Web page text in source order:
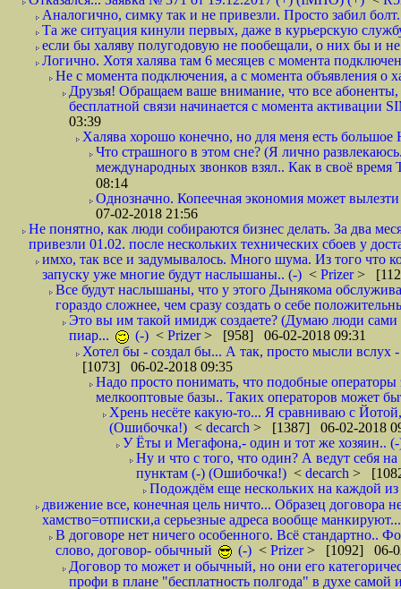
Аналогично, симку так и не привезли. Просто забил
Та же ситуация кинули первых, даже в курьерскую
если бы халяву полугодовую не пообещали, о них бы и
Логично. Хотя халява там 6 месяцев с момента
Не с момента подключения, а с момента объявления о
Друзья! Обращаем ваше внимание, что все
бесплатной связи начинается с момента
03:39
Халява хорошо конечно, но для меня есть
Что страшного в этом сне? (Я лично
международных звонков взял.. Как в своё
08:14
Однозначно. Копеечная экономия может
07-02-2018 21:56
Не понятно, как люди собираются бизнес делать. За два
привезли 01.02. после нескольких технических сбоев у
имхо, так все и задумывалось. Много шума. Из того что
запуску уже многие будут наслышаны.. (-) < Prizer>
Все будут наслышаны, что у этого Дынякома
гораздо сложнее, чем сразу создать о себе
Это вы им такой имидж создаете? (Думаю люди сами
пиар...
(-) < Prizer> [958] 06-02-2018 09:31
Хотел бы - создал бы... А так, просто мысли вслух
[1073] 06-02-2018 09:35
Надо просто понимать, что подобные
мелкооптовые базы.. Таких операторов может
Хрень несёте какую-то... Я сравниваю с
(Ошибочка!) < decarch > [1387] 06-02-2018
У Ёты и Мегафона,- один и тот же хозяин..
Ну и что с того, что один? А ведут себя
пунктам (-) (Ошибочка!) < decarch >
Подождём еще нескольких на каждой из
движение все, конечная цель ничто... Образец договора
хамство=отписки,а серьезные адреса вообще
В договоре нет ничего особенного. Всё стандартно..
слово, договор- обычный
(-) < Prizer> [1092] 06-
Договор то может и обычный, но они его
профи в плане "бесплатность полгода" в духе